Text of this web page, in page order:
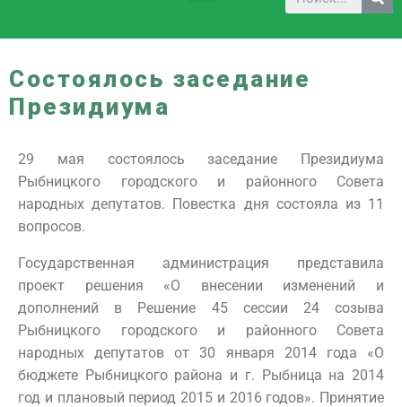
Состоялось заседание
Президиума
29 мая состоялось заседание Президиума
Рыбницкого городского и районного Совета
народных депутатов. Повестка дня состояла из 11
вопросов.
Государственная администрация представила
проект решения «О внесении изменений и
дополнений в Решение 45 сессии 24 созыва
Рыбницкого городского и районного Совета
народных депутатов от 30 января 2014 года «О
бюджете Рыбницкого района и г. Рыбница на 2014
год и плановый период 2015 и 2016 годов». Принятие